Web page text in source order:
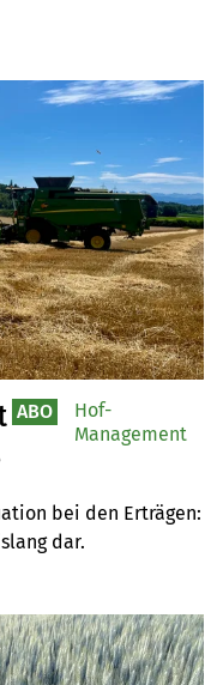
bei den Erträgen:
dar.
ABO
Hof-
Management